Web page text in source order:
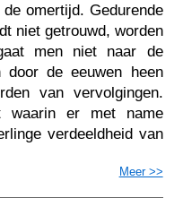
omertijd. Gedurende
niet getrouwd, worden
men niet naar de
de eeuwen heen
van vervolgingen.
waarin er met name
verdeeldheid van
Meer >>